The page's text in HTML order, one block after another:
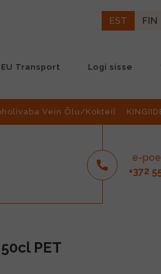
EST FIN
EU Transport Logi sisse
Vein Õlu/Kokteil
e-
+372
PET